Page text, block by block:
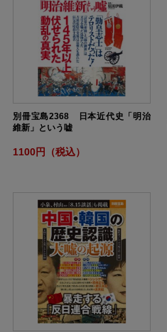
別冊宝島2368 日本近代史「明治
維新」という嘘
1100円（税込）